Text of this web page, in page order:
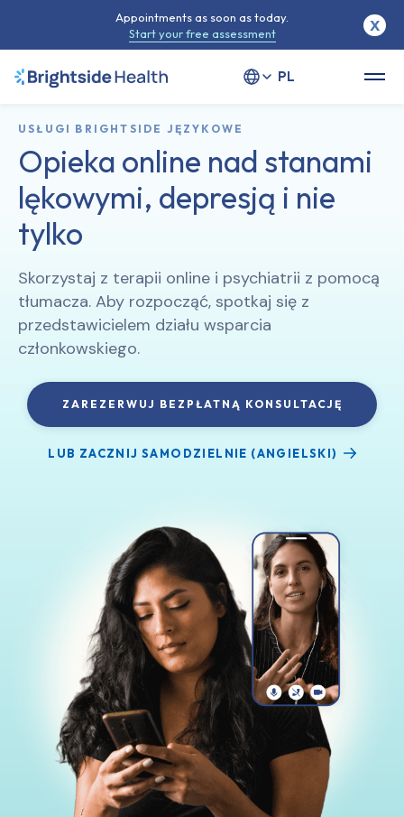
Select your language
USŁUGI BRIGHTSIDE JĘZYKOWE
Opieka online nad stanami
lękowymi, depresją i nie
tylko
Skorzystaj z terapii online i psychiatrii z pomocą
tłumacza. Aby rozpocząć, spotkaj się z
przedstawicielem działu wsparcia
członkowskiego.
ZAREZERWUJ BEZPŁATNĄ KONSULTACJĘ
LUB ZACZNIJ SAMODZIELNIE (ANGIELSKI)
Appointments as soon as today.
Start your free assessment
X